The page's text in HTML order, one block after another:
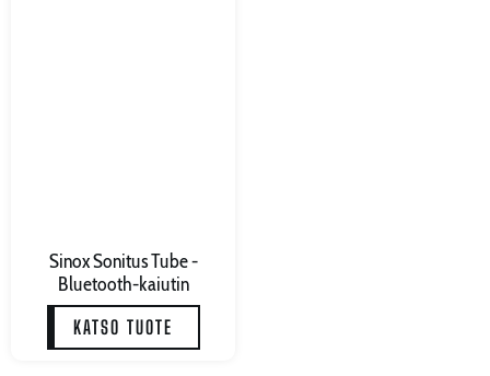
Sinox Sonitus Tube -
Bluetooth-kaiutin
KATSO TUOTE